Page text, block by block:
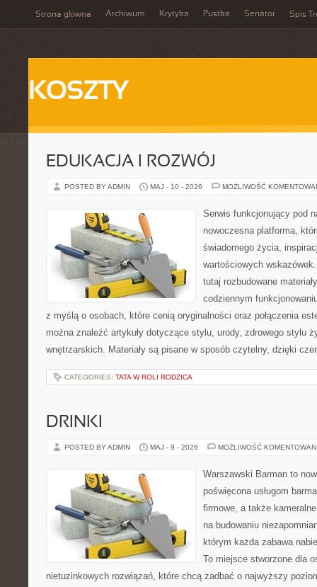
Strona główna Archiwum Krytyka Pustka Senator Spis
KOSZTY
EDUKACJA I ROZWÓJ
POSTED BY ADMIN MAJ - 10 - 2026 MOŻLIWOŚĆ
Serwis funkcjonujący pod
nowoczesna platforma,
świadomego życia,
wartościowych
tutaj rozbudowane
codziennym
z myślą o osobach, które cenią oryginalności oraz połączenia
można znaleźć artykuły dotyczące stylu, urody, zdrowego stylu
wnętrzarskich. Materiały są pisane w sposób czytelny, dzięki
CATEGORIES: TATA W ROLI RODZICA
DRINKI
POSTED BY ADMIN MAJ - 9 - 2026 MOŻLIWOŚĆ
Warszawski Barman to
poświęcona usługom
firmowe, a także
na budowaniu
którym każda zabawa
To miejsce stworzone dla
nietuzinkowych rozwiązań, które chcą zadbać o najwyższy